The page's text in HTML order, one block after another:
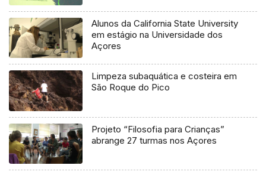
Alunos da California State University
em estágio na Universidade dos
Açores
Limpeza subaquática e costeira em
São Roque do Pico
Projeto “Filosofia para Crianças”
abrange 27 turmas nos Açores